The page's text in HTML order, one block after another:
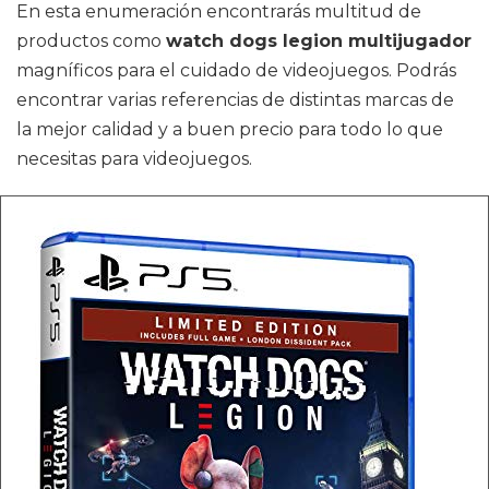
En esta enumeración encontrarás multitud de
productos como watch dogs legion multijugador
magníficos para el cuidado de videojuegos. Podrás
encontrar varias referencias de distintas marcas de
la mejor calidad y a buen precio para todo lo que
necesitas para videojuegos.